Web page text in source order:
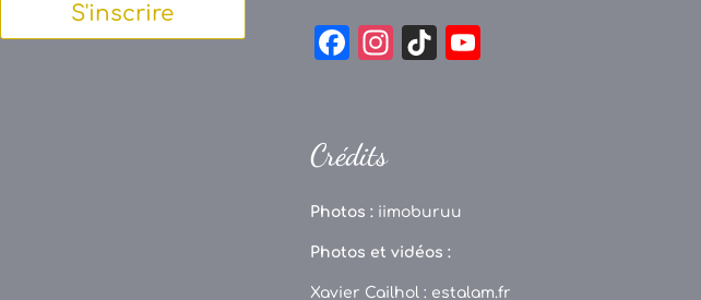
S'inscrire
F
e
o
o
k
In
a
m
Ti
C
Crédits
Photos : iimoburuu
Photos et vidéos :
Xavier Cailhol : estalam.fr